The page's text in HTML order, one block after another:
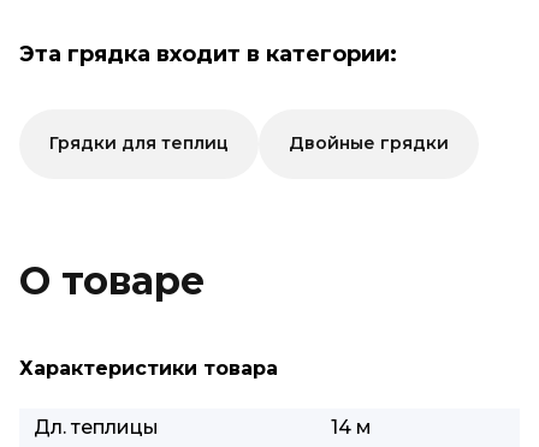
Эта грядка входит в категории:
Грядки для теплиц Двойные грядки
О товаре
Характеристики товара
Дл. теплицы
14 м